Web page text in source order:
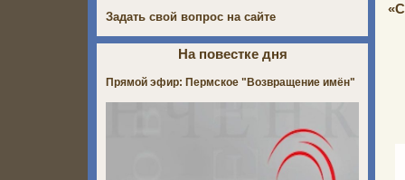
Задать свой вопрос на сайте
На повестке дня
Прямой эфир: Пермское "Возвращение имён"